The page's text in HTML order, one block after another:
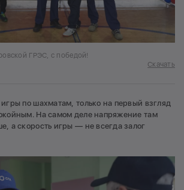
ГРЭС, с победой!
Скачать
по шахматам, только на первый взгляд
На самом деле напряжение там
а скорость игры — не всегда залог